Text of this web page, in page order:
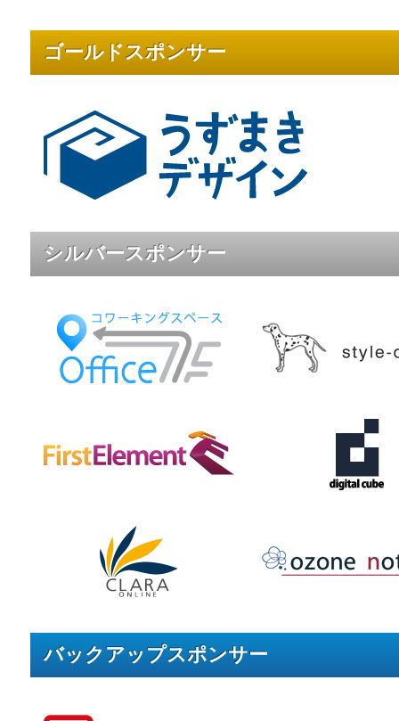
ゴールドスポンサー
シルバースポンサー
バックアップスポンサー